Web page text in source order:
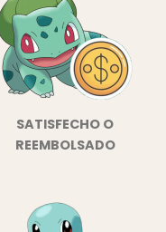
SATISFECHO O
REEMBOLSADO